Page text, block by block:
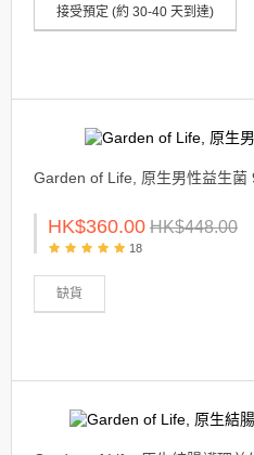
接受預定 (約 30-40 天到達)
Garden of Life, 原生男性益生菌
HK$360.00 HK$448.00
18
缺貨